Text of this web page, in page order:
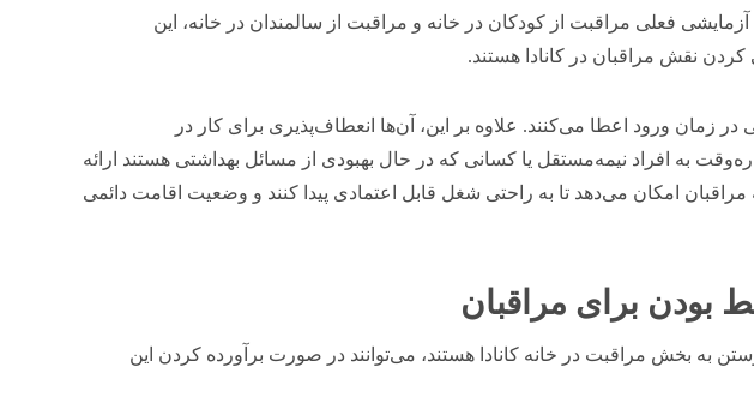
آزمایشی فعلی مراقبت از کودکان در خانه و مراقبت از سالمندان در خانه، این
کردن نقش مراقبان در کانادا هستند.
در زمان ورود اعطا می‌کنند. علاوه بر این، آن‌ها انعطاف‌پذیری برای کار در
به افراد نیمه‌مستقل یا کسانی که در حال بهبودی از مسائل بهداشتی هستند ارائه
مراقبان امکان می‌دهد تا به راحتی شغل قابل اعتمادی پیدا کنند و وضعیت اقامت دائمی
بودن برای مراقبان
به بخش مراقبت در خانه کانادا هستند، می‌توانند در صورت برآورده کردن این